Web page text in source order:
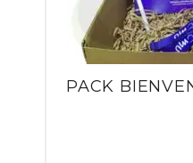
PACK